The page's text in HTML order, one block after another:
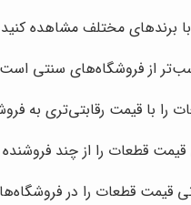
برندهای مختلف مشاهده
از فروشگاه‌های سنتی
را با قیمت رقابتی‌تری به
قیمت قطعات را از چند
قیمت قطعات را در